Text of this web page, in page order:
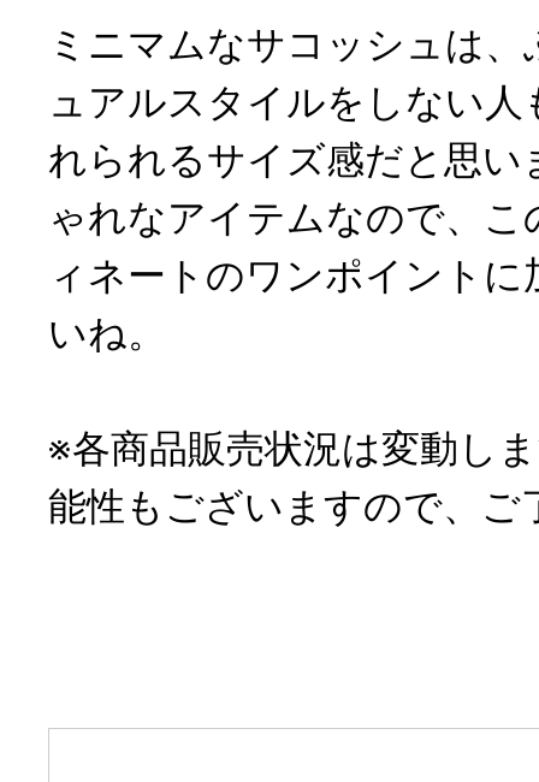
ミニマムなサコッシュは
ュアルスタイルをしない人
れられるサイズ感だと思い
ゃれなアイテムなので、
ィネートのワンポイント
いね。
※各商品販売状況は変動し
能性もございますので、ご